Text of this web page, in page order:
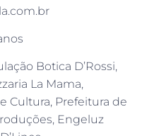
Botica D’Rossi,
La Mama,
Cultura, Prefeitura de
Engeluz